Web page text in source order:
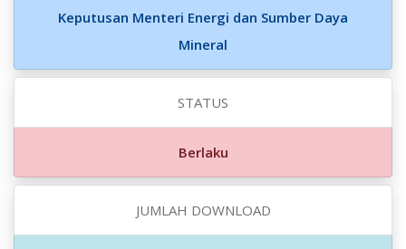
Keputusan Menteri Energi dan Sumber Daya
Mineral
STATUS
Berlaku
JUMLAH DOWNLOAD